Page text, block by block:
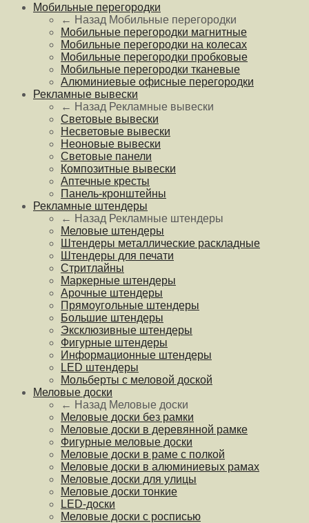
Мобильные перегородки
← Назад Мобильные перегородки
Мобильные перегородки магнитные
Мобильные перегородки на колесах
Мобильные перегородки пробковые
Мобильные перегородки тканевые
Алюминиевые офисные перегородки
Рекламные вывески
← Назад Рекламные вывески
Световые вывески
Несветовые вывески
Неоновые вывески
Световые панели
Композитные вывески
Аптечные кресты
Панель-кронштейны
Рекламные штендеры
← Назад Рекламные штендеры
Меловые штендеры
Штендеры металлические раскладные
Штендеры для печати
Стритлайны
Маркерные штендеры
Арочные штендеры
Прямоугольные штендеры
Большие штендеры
Эксклюзивные штендеры
Фигурные штендеры
Информационные штендеры
LED штендеры
Мольберты с меловой доской
Меловые доски
← Назад Меловые доски
Меловые доски без рамки
Меловые доски в деревянной рамке
Фигурные меловые доски
Меловые доски в раме с полкой
Меловые доски в алюминиевых рамах
Меловые доски для улицы
Меловые доски тонкие
LED-доски
Меловые доски с росписью